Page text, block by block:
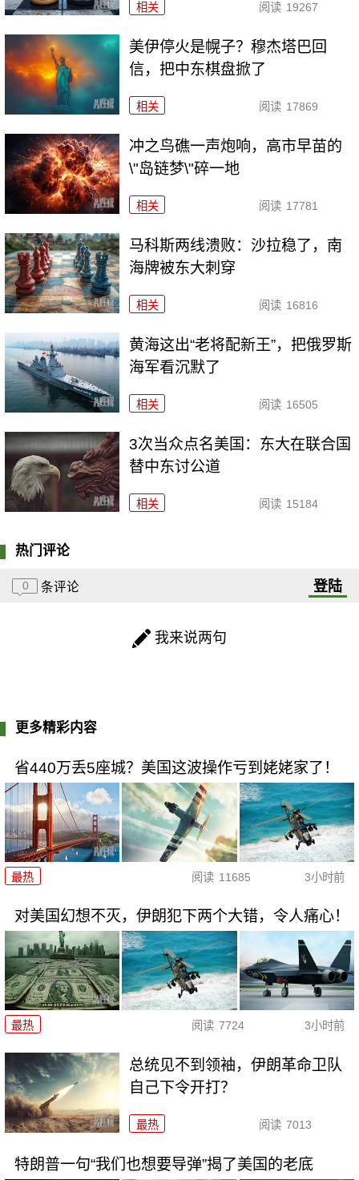
相关 阅读 19267
美伊停火是幌子？穆杰塔巴回
信，把中东棋盘掀了
相关 阅读 17869
冲之鸟礁一声炮响，高市早苗的
\"岛链梦\"碎一地
相关 阅读 17781
马科斯两线溃败：沙拉稳了，南
海牌被东大刺穿
相关 阅读 16816
黄海这出“老将配新王”，把俄罗斯
海军看沉默了
相关 阅读 16505
3次当众点名美国：东大在联合国
替中东讨公道
相关 阅读 15184
热门评论
0 条评论 登陆
我来说两句
更多精彩内容
省440万丢5座城？美国这波操作亏到姥姥家了！
最热 阅读 11685 3小时前
对美国幻想不灭，伊朗犯下两个大错，令人痛心！
最热 阅读 7724 3小时前
总统见不到领袖，伊朗革命卫队
自己下令开打？
最热 阅读 7013
特朗普一句“我们也想要导弹”揭了美国的老底